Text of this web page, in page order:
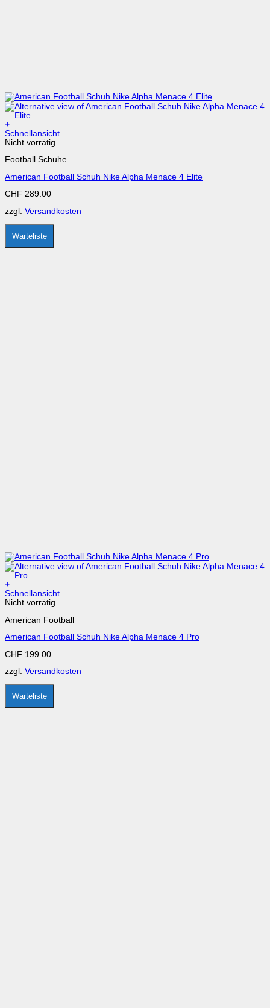
+
Dieses
Produkt
mehrere
auf.
Optionen
auf
der
Produktseite
gewählt
werden
Schnellansicht
Nicht vorrätig
Football Schuhe
American Football Schuh Nike Alpha Menace 4 Elite
CHF 289.00
zzgl. Versandkosten
Warteliste
+
Dieses
Produkt
mehrere
auf.
Optionen
auf
der
Produktseite
gewählt
werden
Schnellansicht
Nicht vorrätig
American Football
American Football Schuh Nike Alpha Menace 4 Pro
CHF 199.00
zzgl. Versandkosten
Warteliste